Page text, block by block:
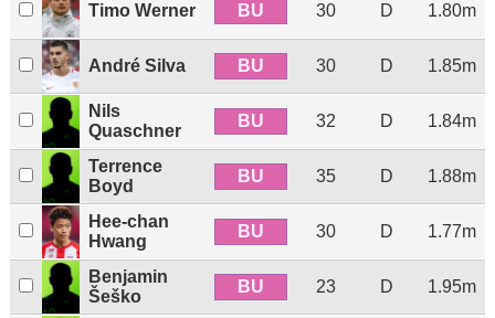
Timo Werner BU 30 D 1.80m
André Silva BU 30 D 1.85m
Nils
Quaschner
BU 32 D 1.84m
Terrence
Boyd
BU 35 D 1.88m
Hee-chan
Hwang
BU 30 D 1.77m
Benjamin
Šeško
BU 23 D 1.95m